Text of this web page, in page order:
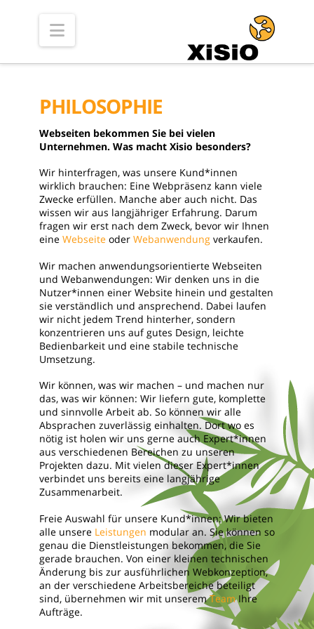
Navigation
PHILOSOPHIE
Webseiten bekommen Sie bei vielen
Unternehmen. Was macht Xisio besonders?
Wir hinterfragen, was unsere Kund*innen
wirklich brauchen: Eine Webpräsenz kann viele
Zwecke erfüllen. Manche aber auch nicht. Das
wissen wir aus langjähriger Erfahrung. Darum
fragen wir erst nach dem Zweck, bevor wir Ihnen
eine Webseite oder Webanwendung verkaufen.
Wir machen anwendungsorientierte Webseiten
und Webanwendungen: Wir denken uns in die
Nutzer*innen einer Website hinein und gestalten
sie verständlich und ansprechend. Dabei laufen
wir nicht jedem Trend hinterher, sondern
konzentrieren uns auf gutes Design, leichte
Bedienbarkeit und eine stabile technische
Umsetzung.
Wir können, was wir machen – und machen nur
das, was wir können: Wir liefern gute, komplette
und sinnvolle Arbeit ab. So können wir alle
Absprachen zuverlässig einhalten. Dort wo es
nötig ist holen wir uns gerne auch Expert*innen
aus verschiedenen Bereichen zu unseren
Projekten dazu. Mit vielen dieser Expert*innen
verbindet uns bereits eine langjährige
Zusammenarbeit.
Freie Auswahl für unsere Kund*innen: Wir bieten
alle unsere Leistungen modular an. Sie können so
genau die Dienstleistungen bekommen, die Sie
gerade brauchen. Von einer kleinen technischen
Änderung bis zur ausführlichen Webkonzeption,
an der verschiedene Arbeitsbereiche beteiligt
sind, übernehmen wir mit unseremTeamIhre
Aufträge.